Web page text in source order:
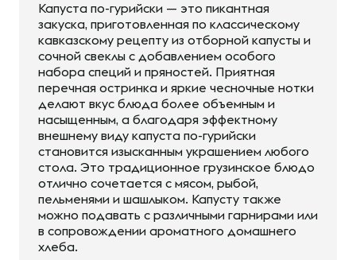
Капуста по-гурийски — это пикантная
закуска, приготовленная по классическому
кавказскому рецепту из отборной капусты и
сочной свеклы с добавлением особого
набора специй и пряностей. Приятная
перечная остринка и яркие чесночные нотки
делают вкус блюда более объемным и
насыщенным, а благодаря эффектному
внешнему виду капуста по-гурийски
становится изысканным украшением любого
стола. Это традиционное грузинское блюдо
отлично сочетается с мясом, рыбой,
пельменями и шашлыком. Капусту также
можно подавать с различными гарнирами или
в сопровождении ароматного домашнего
хлеба.